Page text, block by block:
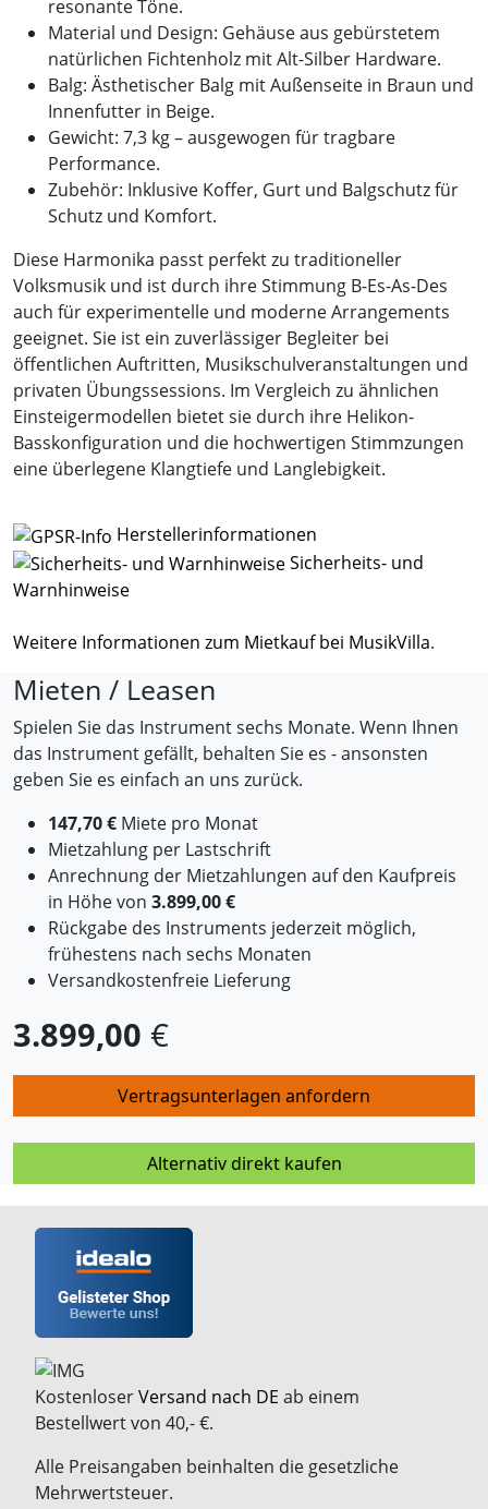
resonante Töne.
Material und Design: Gehäuse aus gebürstetem
natürlichen Fichtenholz mit Alt-Silber Hardware.
Balg: Ästhetischer Balg mit Außenseite in Braun und
Innenfutter in Beige.
Gewicht: 7,3 kg – ausgewogen für tragbare
Performance.
Zubehör: Inklusive Koffer, Gurt und Balgschutz für
Schutz und Komfort.
Diese Harmonika passt perfekt zu traditioneller
Volksmusik und ist durch ihre Stimmung B-Es-As-Des
auch für experimentelle und moderne Arrangements
geeignet. Sie ist ein zuverlässiger Begleiter bei
öffentlichen Auftritten, Musikschulveranstaltungen und
privaten Übungssessions. Im Vergleich zu ähnlichen
Einsteigermodellen bietet sie durch ihre Helikon-
Basskonfiguration und die hochwertigen Stimmzungen
eine überlegene Klangtiefe und Langlebigkeit.
Herstellerinformationen
Sicherheits- und
Warnhinweise
Weitere Informationen zum Mietkauf bei MusikVilla.
Mieten / Leasen
Spielen Sie das Instrument sechs Monate. Wenn Ihnen
das Instrument gefällt, behalten Sie es - ansonsten
geben Sie es einfach an uns zurück.
147,70 € Miete pro Monat
Mietzahlung per Lastschrift
Anrechnung der Mietzahlungen auf den Kaufpreis
in Höhe von 3.899,00 €
Rückgabe des Instruments jederzeit möglich,
frühestens nach sechs Monaten
Versandkostenfreie Lieferung
3.899,00 €
Vertragsunterlagen anfordern
Alternativ direkt kaufen
KostenloserVersand nach DE ab einem
Bestellwert von 40,- €.
Alle Preisangaben beinhalten die gesetzliche
Mehrwertsteuer.